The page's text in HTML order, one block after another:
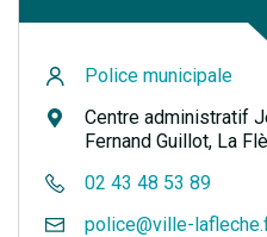
Police municipale
Centre administratif
Fernand Guillot, La
02 43 48 53 89
police@ville-